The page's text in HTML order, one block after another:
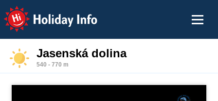
Holiday Info
Jasenská dolina
540 - 770 m